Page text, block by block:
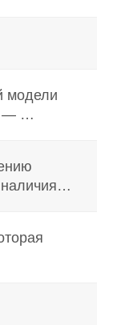
модели
— …
наличия…